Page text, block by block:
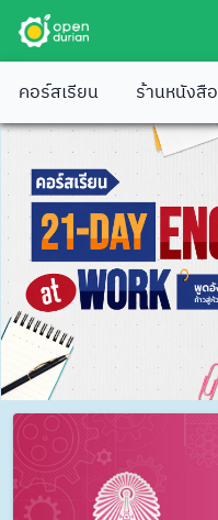
คอร์สเรียน ร้านหนังสือ